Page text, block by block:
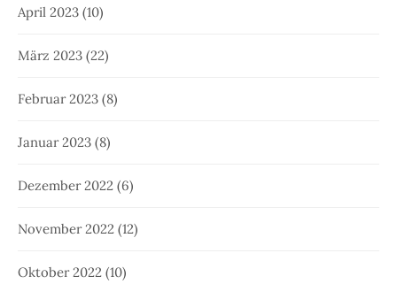
April 2023 (10)
März 2023 (22)
Februar 2023 (8)
Januar 2023 (8)
Dezember 2022 (6)
November 2022 (12)
Oktober 2022 (10)